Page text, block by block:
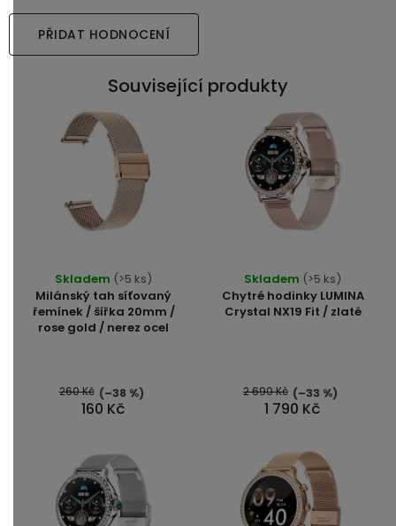
PŘIDAT HODNOCENÍ
Související produkty
Milánský tah síťovaný
řemínek / šířka 20mm /
rose gold / nerez ocel
Skladem (>5 ks)
160 Kč
260 Kč (–38 %)
Chytré hodinky LUMINA
Crystal NX19 Fit / zlaté
hodnocení
produktu
5
hvězdiček.
Skladem (>5 ks)
1 790 Kč
2 690 Kč (–33 %)